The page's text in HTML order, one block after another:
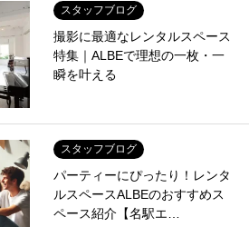
スタッフブログ
撮影に最適なレンタルスペース
特集｜ALBEで理想の一枚・一
瞬を叶える
スタッフブログ
パーティーにぴったり！レンタ
ルスペースALBEのおすすめス
ペース紹介【名駅エ…